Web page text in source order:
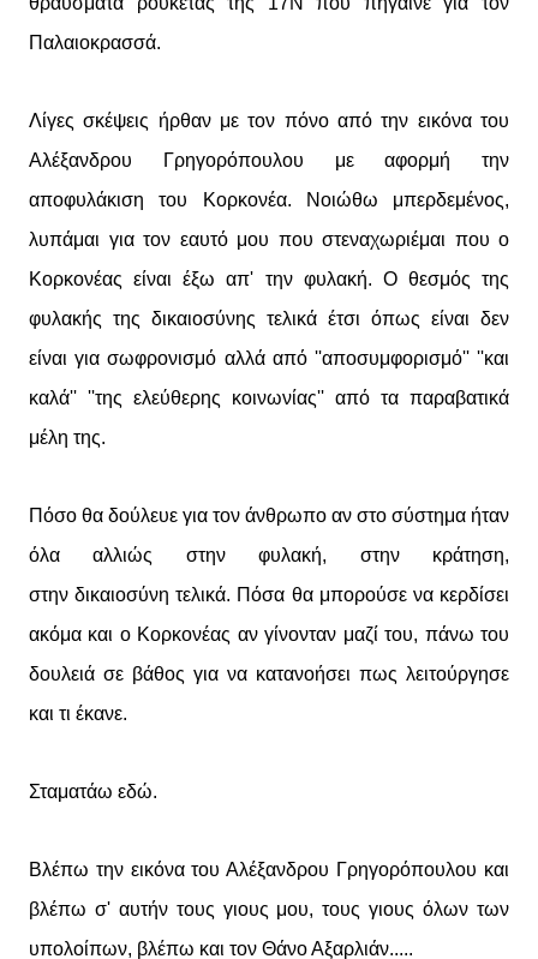
Παλαιοκρασσά.
Λίγες σκέψεις ήρθαν με τον πόνο από την εικόνα του
Αλέξανδρου Γρηγορόπουλου με αφορμή την
αποφυλάκιση του Κορκονέα. Νοιώθω μπερδεμένος,
λυπάμαι για τον εαυτό μου που στεναχωριέμαι που ο
Κορκονέας είναι έξω απ' την φυλακή. Ο θεσμός της
φυλακής της δικαιοσύνης τελικά έτσι όπως είναι δεν
είναι για σωφρονισμό αλλά από ''αποσυμφορισμό'' ''και
καλά'' ''της ελεύθερης κοινωνίας'' από τα παραβατικά
μέλη της.
Πόσο θα δούλευε για τον άνθρωπο αν στο σύστημα ήταν
όλα αλλιώς στην φυλακή, στην κράτηση,
στηνδικαιοσύνη τελικά. Πόσα θα μπορούσε να κερδίσει
ακόμα και ο Κορκονέας αν γίνονταν μαζί του, πάνω του
δουλειά σε βάθος για να κατανοήσει πως λειτούργησε
και τι έκανε.
Σταματάω εδώ.
Βλέπω την εικόνα του Αλέξανδρου Γρηγορόπουλου και
βλέπω σ' αυτήν τους γιους μου, τους γιους όλων των
υπολοίπων, βλέπω και τον Θάνο Αξαρλιάν.....